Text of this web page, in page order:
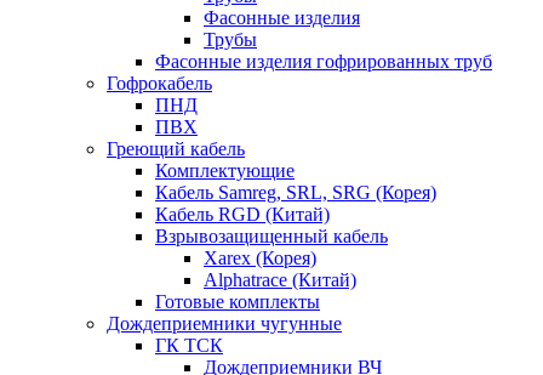
Фасонные изделия
Трубы
Фасонные изделия гофрированных труб
Гофрокабель
ПНД
ПВХ
Греющий кабель
Комплектующие
Кабель Samreg, SRL, SRG (Корея)
Кабель RGD (Китай)
Взрывозащищенный кабель
Xarex (Корея)
Alphatrace (Китай)
Готовые комплекты
Дождеприемники чугунные
ГК ТСК
Дождеприемники ВЧ